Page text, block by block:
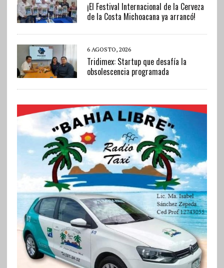
¡El Festival Internacional de la Cerveza
de la Costa Michoacana ya arrancó!
6 AGOSTO, 2026
Tridimex: Startup que desafía la
obsolescencia programada